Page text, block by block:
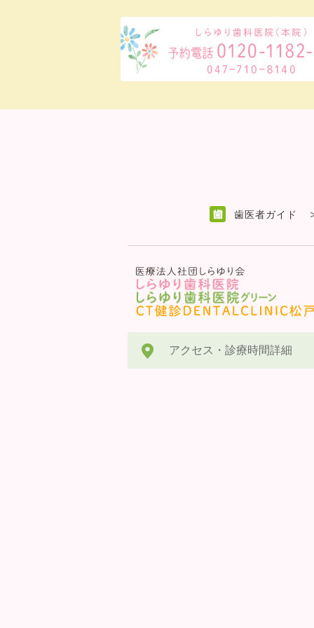
歯医者ガイド
アクセス・診療時間詳細